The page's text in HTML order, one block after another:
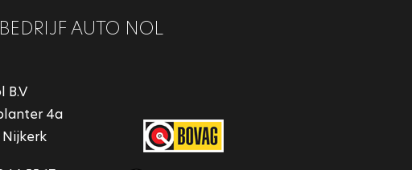
AUTO NOL
B.V
4a
Nijkerk